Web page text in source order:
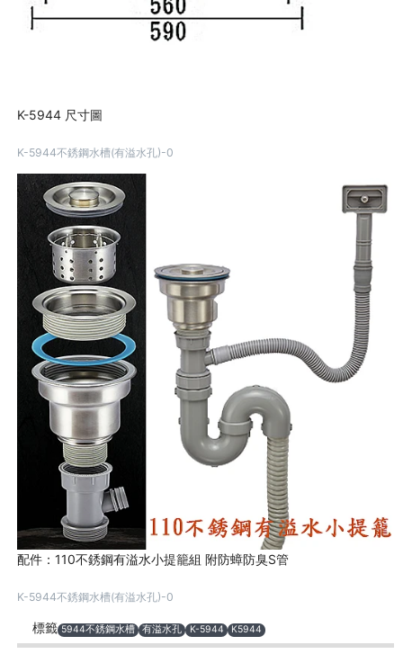
K-5944 尺寸圖
K-5944不銹鋼水槽(有溢水孔)-0
配件：110不銹鋼有溢水小提籠組 附防蟑防臭S管
K-5944不銹鋼水槽(有溢水孔)-0
標籤 5944不銹鋼水槽 有溢水孔 K-5944 K5944